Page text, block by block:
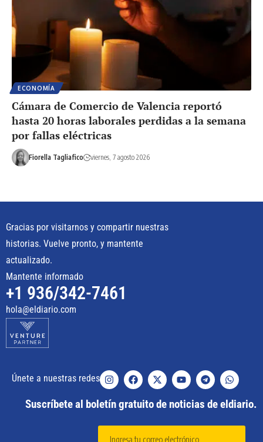
ECONOMÍA
Cámara de Comercio de Valencia reportó
hasta 20 horas laborales perdidas a la semana
por fallas eléctricas
Fiorella Tagliafico viernes, 7 agosto 2026
Gracias por visitarnos y compartir nuestras
historias. Vuelve pronto, y mantente
actualizado.
Mantente informado
+1 936/342-7461
hola@eldiario.com
Únete a nuestras redes
Suscríbete al boletín gratuito de noticias de eldiario.